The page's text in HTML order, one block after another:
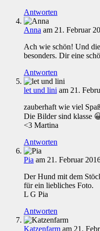
Antworten
Anna am 21. Februar
Ach wie schön! Und
besonders. Dir eine
Antworten
let und lini am 21.
zauberhaft wie viel
Die Bilder sind klasse
<3 Martina
Antworten
Pia am 21. Februar
Der Hund mit dem
für ein liebliches Foto.
L G Pia
Antworten
Katzenfarm am 21.